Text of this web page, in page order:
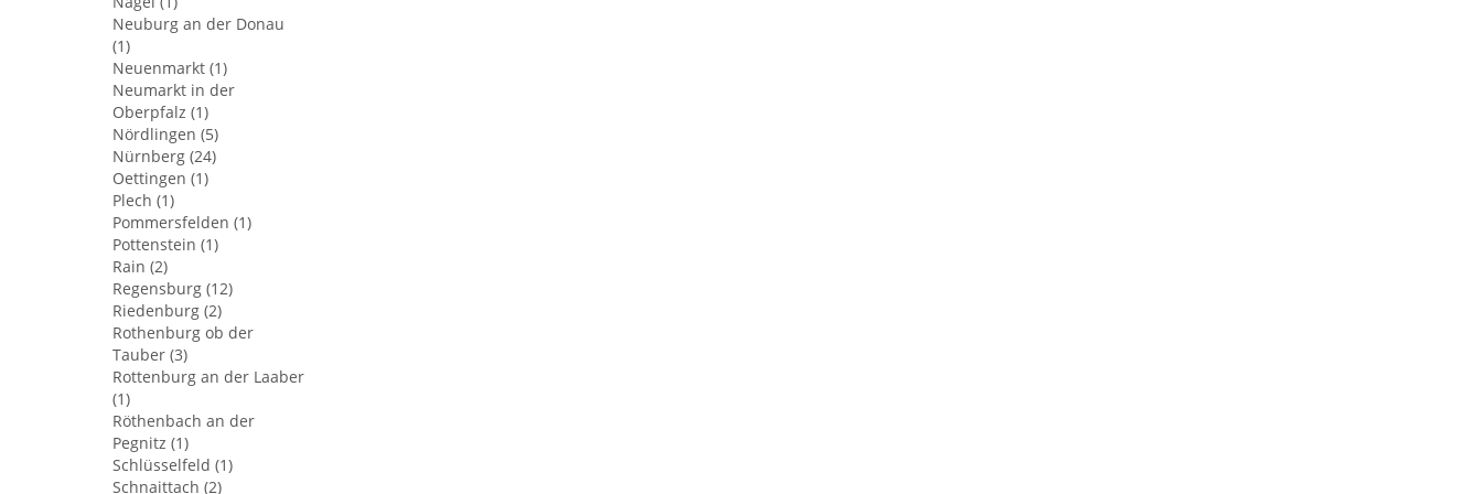
Neuburg an der Donau
(1)
Neuenmarkt (1)
Neumarkt in der
Oberpfalz (1)
Nördlingen (5)
Nürnberg (24)
Oettingen (1)
Plech (1)
Pommersfelden (1)
Pottenstein (1)
Rain (2)
Regensburg (12)
Riedenburg (2)
Rothenburg ob der
Tauber (3)
Rottenburg an der Laaber
(1)
Röthenbach an der
Pegnitz (1)
Schlüsselfeld (1)
Schnaittach (2)